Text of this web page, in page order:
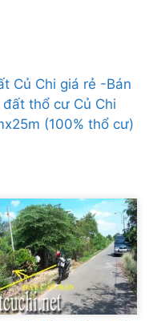
Củ Chi giá rẻ -Bán
đất thổ cư Củ Chi
(100% thổ cư)